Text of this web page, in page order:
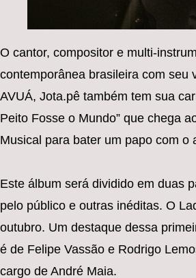
O cantor, compositor e multi-
contemporânea brasileira com seu
AVUÁ, Jota.pê também tem sua
Peito Fosse o Mundo” que chega
Musical para bater um papo com
Este álbum será dividido em duas
pelo público e outras inéditas. O
outubro. Um destaque dessa
é de Felipe Vassão e Rodrigo
cargo de André Maia.